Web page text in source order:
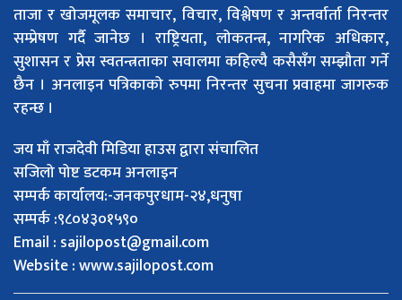
ताजा र खोजमूलक समाचार, विचार, विश्लेषण र अन्तर्वार्ता निरन्तर
सम्प्रेषण गर्दै जानेछ । राष्ट्रियता, लोकतन्त्र, नागरिक अधिकार,
सुशासन र प्रेस स्वतन्त्रताका सवालमा कहिल्यै कसैसँग सम्झौता गर्ने
छैन । अनलाइन पत्रिकाको रुपमा निरन्तर सुचना प्रवाहमा जागरुक
रहन्छ ।
जय माँ राजदेवी मिडिया हाउस द्वारा संचालित
सजिलो पोष्ट डटकम अनलाइन
सम्पर्क कार्यालय:-जनकपुरधाम-२४,धनुषा
सम्पर्क :९८०४३०१५९०
Email : sajilopost@gmail.com
Website : www.sajilopost.com